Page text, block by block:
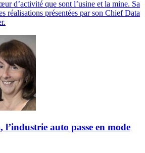
d’activité que sont l’usine et la mine. Sa
réalisations présentées par son Chief Data
auto passe en mode